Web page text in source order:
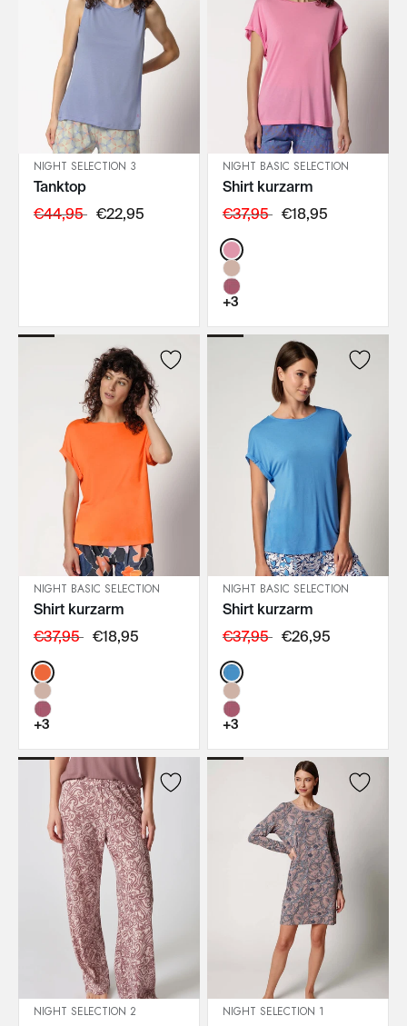
IN DEN WARENKORB
NIGHT SELECTION 3
Tanktop
€44,95 €22,95
IN DEN WARENKORB
NIGHT BASIC SELECTION
Shirt kurzarm
€37,95 €18,95
Color:
+3
IN DEN WARENKORB
NIGHT BASIC SELECTION
Shirt kurzarm
€37,95 €18,95
Color:
+3
IN DEN WARENKORB
NIGHT BASIC SELECTION
Shirt kurzarm
€37,95 €26,95
Color:
+3
NIGHT SELECTION 2
NIGHT SELECTION 1